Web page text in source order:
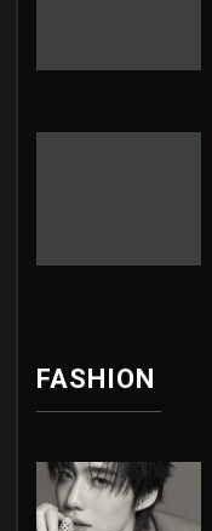
FASHION